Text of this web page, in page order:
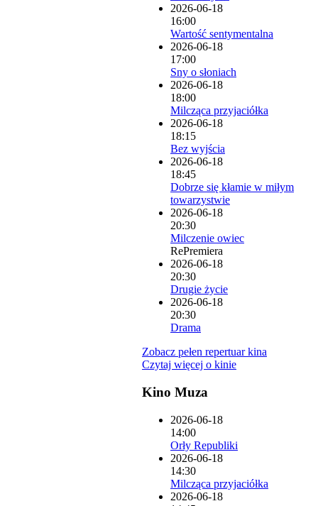
2026-06-18
16:00
Wartość sentymentalna
2026-06-18
17:00
Sny o słoniach
2026-06-18
18:00
Milcząca przyjaciółka
2026-06-18
18:15
Bez wyjścia
2026-06-18
18:45
Dobrze się kłamie w miłym
towarzystwie
2026-06-18
20:30
Milczenie owiec
RePremiera
2026-06-18
20:30
Drugie życie
2026-06-18
20:30
Drama
Zobacz pełen repertuar kina
Czytaj więcej o kinie
Kino Muza
2026-06-18
14:00
Orły Republiki
2026-06-18
14:30
Milcząca przyjaciółka
2026-06-18